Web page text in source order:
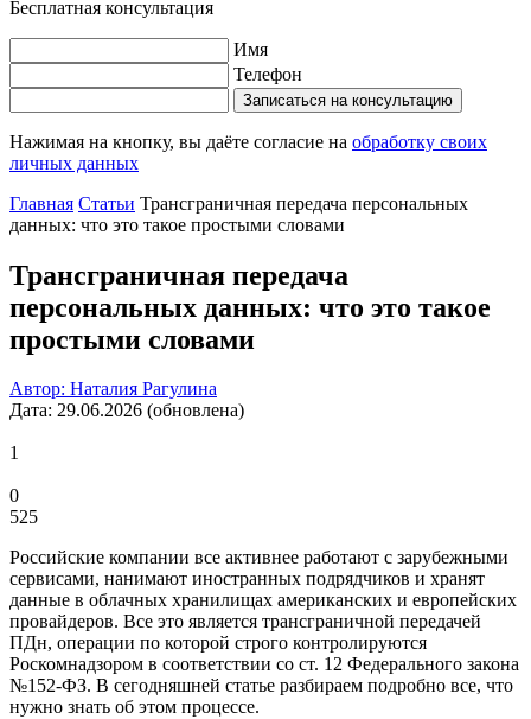
Бесплатная консультация
Имя
Телефон
Записаться на консультацию
Нажимая на кнопку, вы даёте согласие на обработку своих
личных данных
Главная Статьи Трансграничная передача персональных
данных: что это такое простыми словами
Трансграничная передача
персональных данных: что это такое
простыми словами
Автор: Наталия Рагулина
Дата: 29.06.2026 (обновлена)
1
0
525
Российские компании все активнее работают с зарубежными
сервисами, нанимают иностранных подрядчиков и хранят
данные в облачных хранилищах американских и европейских
провайдеров. Все это является трансграничной передачей
ПДн, операции по которой строго контролируются
Роскомнадзором в соответствии со ст. 12 Федерального закона
№152-ФЗ. В сегодняшней статье разбираем подробно все, что
нужно знать об этом процессе.